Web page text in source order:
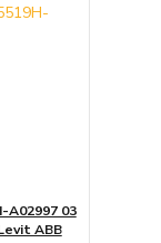
A02997 03
ABB